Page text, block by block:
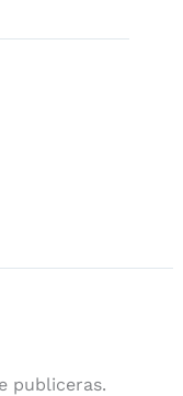
publiceras.